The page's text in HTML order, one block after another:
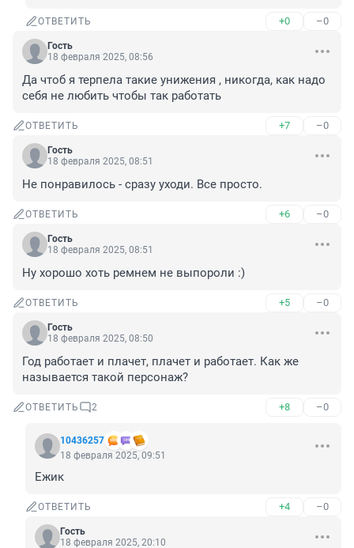
ОТВЕТИТЬ +0 –0
Гость
18 февраля 2025, 08:56
Да чтоб я терпела такие унижения , никогда, как надо
себя не любить чтобы так работать
ОТВЕТИТЬ +7 –0
Гость
18 февраля 2025, 08:51
Не понравилось - сразу уходи. Все просто.
ОТВЕТИТЬ +6 –0
Гость
18 февраля 2025, 08:51
Ну хорошо хоть ремнем не выпороли :)
ОТВЕТИТЬ +5 –0
Гость
18 февраля 2025, 08:50
Год работает и плачет, плачет и работает. Как же
называется такой персонаж?
ОТВЕТИТЬ 2 +8 –0
10436257
18 февраля 2025, 09:51
Ежик
ОТВЕТИТЬ +4 –0
Гость
18 февраля 2025, 20:10